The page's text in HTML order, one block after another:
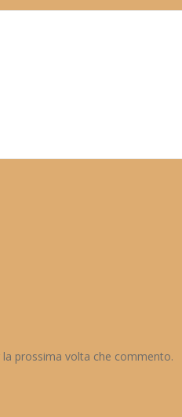
prossima volta che commento.